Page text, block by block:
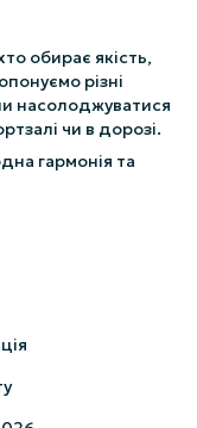
обирає якість,
різні
насолоджуватися
чи в дорозі.
гармонія та